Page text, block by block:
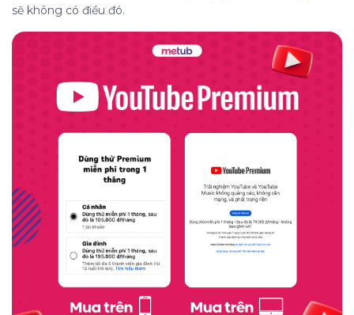
sẽ không có điều đó.